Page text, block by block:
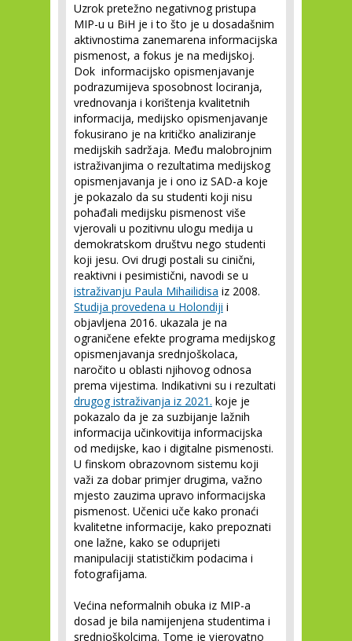
Uzrok pretežno negativnog pristupa
MIP-u u BiH je i to što je u dosadašnim
aktivnostima zanemarena informacijska
pismenost, a fokus je na medijskoj.
Dok informacijsko opismenjavanje
podrazumijeva sposobnost lociranja,
vrednovanja i korištenja kvalitetnih
informacija, medijsko opismenjavanje
fokusirano je na kritičko analiziranje
medijskih sadržaja. Među malobrojnim
istraživanjima o rezultatima medijskog
opismenjavanja je i ono iz SAD-a koje
je pokazalo da su studenti koji nisu
pohađali medijsku pismenost više
vjerovali u pozitivnu ulogu medija u
demokratskom društvu nego studenti
koji jesu. Ovi drugi postali su cinični,
reaktivni i pesimistični, navodi se u
istraživanju Paula Mihailidisa iz 2008.
Studija provedena u Holondiji i
objavljena 2016. ukazala je na
ograničene efekte programa medijskog
opismenjavanja srednjoškolaca,
naročito u oblasti njihovog odnosa
prema vijestima. Indikativni su i rezultati
drugog istraživanja iz 2021. koje je
pokazalo da je za suzbijanje lažnih
informacija učinkovitija informacijska
od medijske, kao i digitalne pismenosti.
U finskom obrazovnom sistemu koji
važi za dobar primjer drugima, važno
mjesto zauzima upravo informacijska
pismenost. Učenici uče kako pronaći
kvalitetne informacije, kako prepoznati
one lažne, kako se oduprijeti
manipulaciji statističkim podacima i
fotografijama.
Većina neformalnih obuka iz MIP-a
dosad je bila namijenjena studentima i
srednjoškolcima. Tome je vjerovatno